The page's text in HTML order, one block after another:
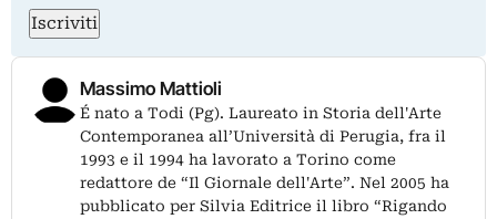
Iscriviti
Massimo Mattioli
É nato a Todi (Pg). Laureato in Storia dell'Arte
Contemporanea all’Università di Perugia, fra il
1993 e il 1994 ha lavorato a Torino come
redattore de “Il Giornale dell'Arte”. Nel 2005 ha
pubblicato per Silvia Editrice il libro “Rigando